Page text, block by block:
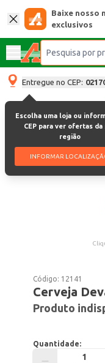
Baixe nosso
exclusivos
Entregue no CEP:
Escolha uma loja ou
CEP para ver ofertas da
região
INFORMAR
Código: 12141
Cerveja
Produto
Quantidade: